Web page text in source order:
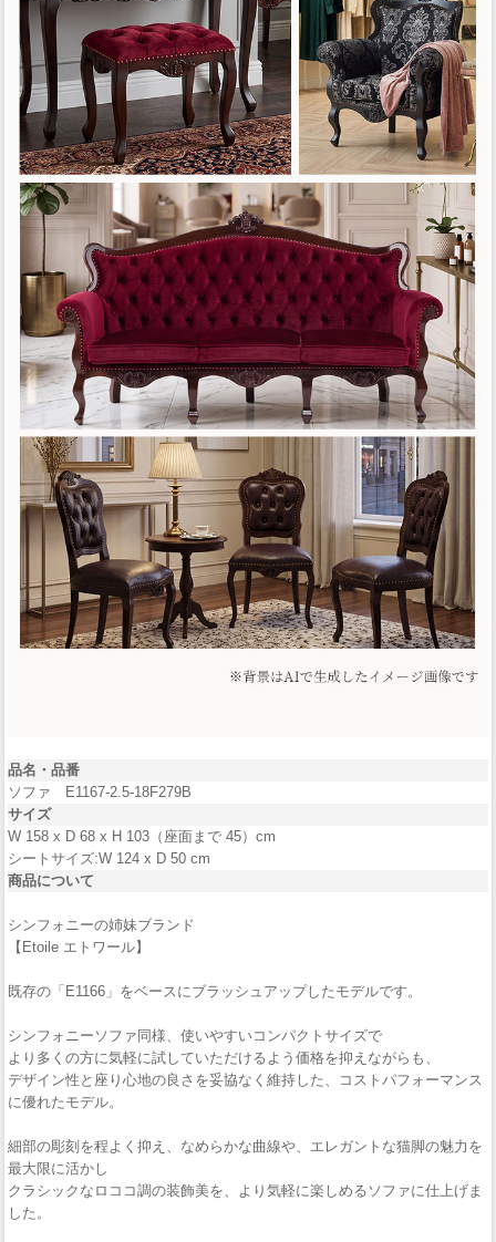
品名・品番
ソファ E1167-2.5-18F279B
サイズ
W 158 x D 68 x H 103（座面まで 45）cm
シートサイズ:W 124 x D 50 cm
商品について
シンフォニーの姉妹ブランド
【Etoile エトワール】
既存の「E1166」をベースにブラッシュアップしたモデルです。
シンフォニーソファ同様、使いやすいコンパクトサイズで
より多くの方に気軽に試していただけるよう価格を抑えながらも、
デザイン性と座り心地の良さを妥協なく維持した、コストパフォーマンス
に優れたモデル。
細部の彫刻を程よく抑え、なめらかな曲線や、エレガントな猫脚の魅力を
最大限に活かし
クラシックなロココ調の装飾美を、より気軽に楽しめるソファに仕上げま
した。